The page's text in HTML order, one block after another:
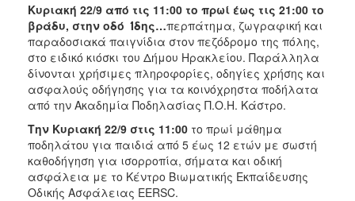
Κυριακή 22/9 από τις 11:00 το πρωί έως τις 21:00 το
βράδυ, στην οδό Ίδης…περπάτημα, ζωγραφική και
παραδοσιακά παιγνίδια στον πεζόδρομο της πόλης,
στο ειδικό κιόσκι του Δήμου Ηρακλείου. Παράλληλα
δίνονται χρήσιμες πληροφορίες, οδηγίες χρήσης και
ασφαλούς οδήγησης για τα κοινόχρηστα ποδήλατα
από την Ακαδημία Ποδηλασίας Π.Ο.Η. Κάστρο.
Την Κυριακή 22/9 στις 11:00 το πρωί μάθημα
ποδηλάτου για παιδιά από 5 έως 12 ετών με σωστή
καθοδήγηση για ισορροπία, σήματα και οδική
ασφάλεια με το Κέντρο Βιωματικής Εκπαίδευσης
Οδικής Ασφάλειας EERSC.